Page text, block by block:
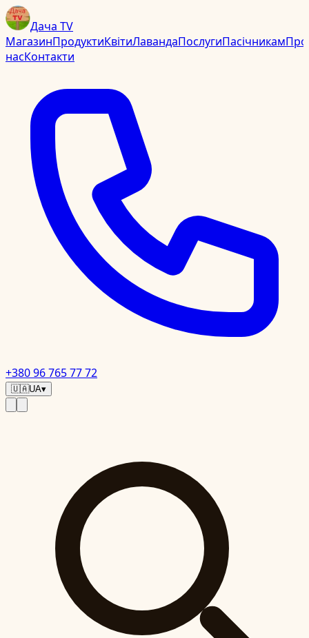
Дача TV
МагазинПродуктиКвітиЛавандаПослугиПасічникамПро
насКонтакти
+380 96 765 77 72
🇺🇦UA▾